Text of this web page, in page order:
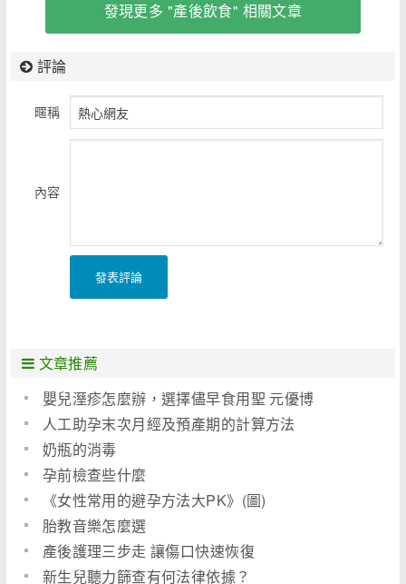
發現更多 "產後飲食" 相關文章
評論
暱稱
內容
發表評論
文章推薦
嬰兒溼疹怎麼辦，選擇儘早食用聖 元優博
人工助孕末次月經及預產期的計算方法
奶瓶的消毒
孕前檢查些什麼
《女性常用的避孕方法大PK》(圖)
胎教音樂怎麼選
產後護理三步走 讓傷口快速恢復
新生兒聽力篩查有何法律依據？